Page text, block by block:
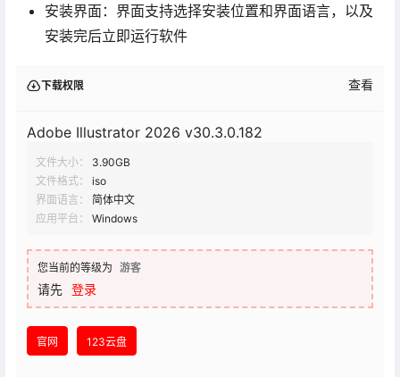
安装界面：界面支持选择安装位置和界面语言，以及
安装完后立即运行软件
下载权限 查看
Adobe Illustrator 2026 v30.3.0.182
文件大小：
3.90GB
文件格式：
iso
界面语言：
简体中文
应用平台：
Windows
您当前的等级为 游客
请先 登录
官网 123云盘